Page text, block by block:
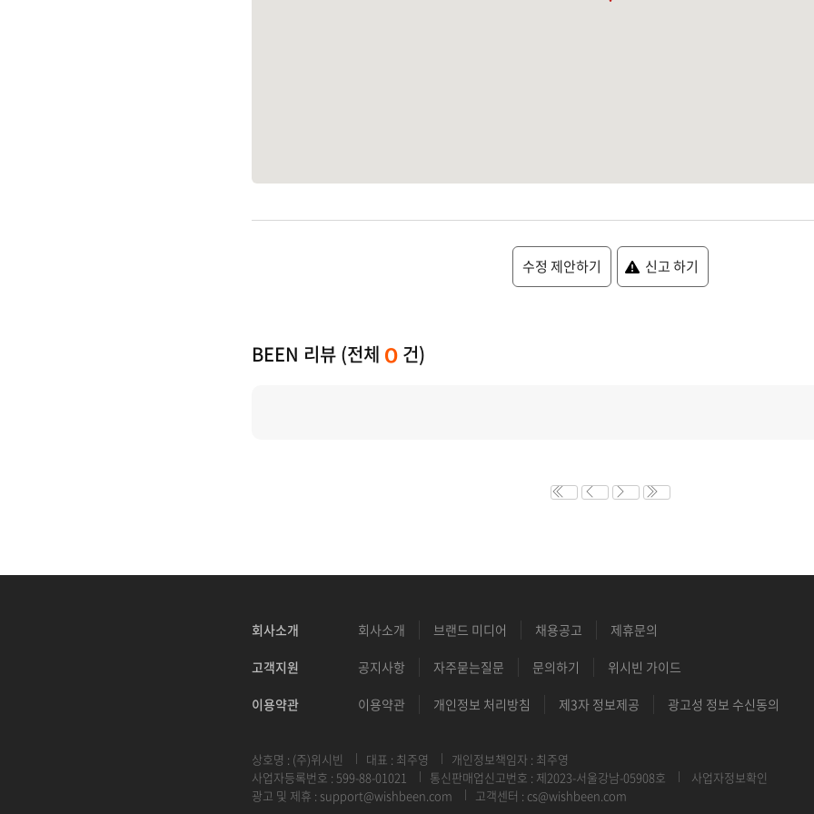
수정 제안하기 신고 하기
BEEN 리뷰 (전체 0 건)
회사소개 회사소개 브랜드 미디어 채용공고 제휴문의
고객지원 공지사항 자주묻는질문 문의하기 위시빈 가이드
이용약관 이용약관 개인정보 처리방침 제3자 정보제공 광고성 정보 수신동의
상호명 : (주)위시빈 대표 : 최주영
개인정보책임자 : 최주영
사업자등록번호 : 599-88-01021
통신판매업신고번호 : 제2023-서울강남-05908호
사업자정보확인
광고 및 제휴 : support@wishbeen.com 고객센터 : cs@wishbeen.com